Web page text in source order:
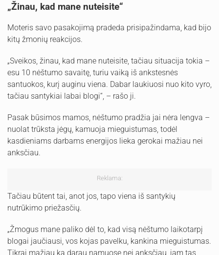
„Žinau, kad mane nuteisite“
Moteris savo pasakojimą pradeda prisipažindama, kad bijo
kitų žmonių reakcijos.
„Sveikos, žinau, kad mane nuteisite, tačiau situacija tokia –
esu 10 nėštumo savaitę, turiu vaiką iš ankstesnės
santuokos, kurį auginu viena. Dabar laukiuosi nuo kito vyro,
tačiau santykiai labai blogi“, – rašo ji.
Pasak būsimos mamos, nėštumo pradžia jai nėra lengva –
nuolat trūksta jėgų, kamuoja mieguistumas, todėl
kasdieniams darbams energijos lieka gerokai mažiau nei
anksčiau.
Reklama:
Tačiau būtent tai, anot jos, tapo viena iš santykių
nutrūkimo priežasčių.
„Žmogus mane paliko dėl to, kad visą nėštumo laikotarpį
blogai jaučiausi, vos kojas pavelku, kankina mieguistumas.
Tikrai mažiau ką darau namuose nei anksčiau, jam tas